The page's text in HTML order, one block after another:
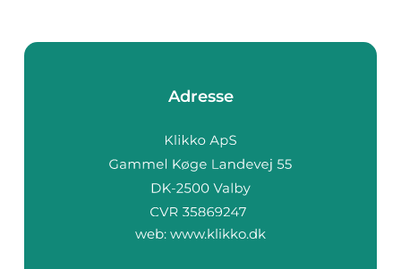
Adresse
web: www.klikko.dk